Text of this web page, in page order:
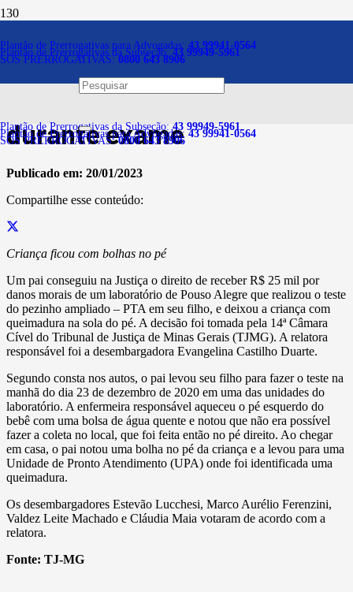
Plantão de Prerrogativas para Advogadas: 43 99941-0564
Plantão de Prerrogativas da Subseção:43 99949-5961
SOS PRERROGATIVAS:0800 643 8906
Plantão de Prerrogativas da Subseção:43 99949-5961
Plantão de Prerrogativas para Advogadas:43 99941-0564
SOS PRERROGATIVAS:0800 643 8906
Laboratório é condenado por
causar queimadura em bebê
durante exame
Publicado em: 20/01/2023
Compartilhe esse conteúdo:
Criança ficou com bolhas no pé
Um pai conseguiu na Justiça o direito de receber R$ 25 mil por
danos morais de um laboratório de Pouso Alegre que realizou o teste
do pezinho ampliado – PTA em seu filho, e deixou a criança com
queimadura na sola do pé. A decisão foi tomada pela 14ª Câmara
Cível do Tribunal de Justiça de Minas Gerais (TJMG). A relatora
responsável foi a desembargadora Evangelina Castilho Duarte.
Segundo consta nos autos, o pai levou seu filho para fazer o teste na
manhã do dia 23 de dezembro de 2020 em uma das unidades do
laboratório. A enfermeira responsável aqueceu o pé esquerdo do
bebê com uma bolsa de água quente e notou que não era possível
fazer a coleta no local, que foi feita então no pé direito. Ao chegar
em casa, o pai notou uma bolha no pé da criança e a levou para uma
Unidade de Pronto Atendimento (UPA) onde foi identificada uma
queimadura.
Os desembargadores Estevão Lucchesi, Marco Aurélio Ferenzini,
Valdez Leite Machado e Cláudia Maia votaram de acordo com a
relatora.
Fonte: TJ-MG